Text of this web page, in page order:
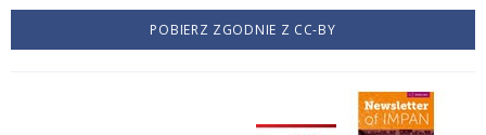
POBIERZ ZGODNIE Z CC-BY